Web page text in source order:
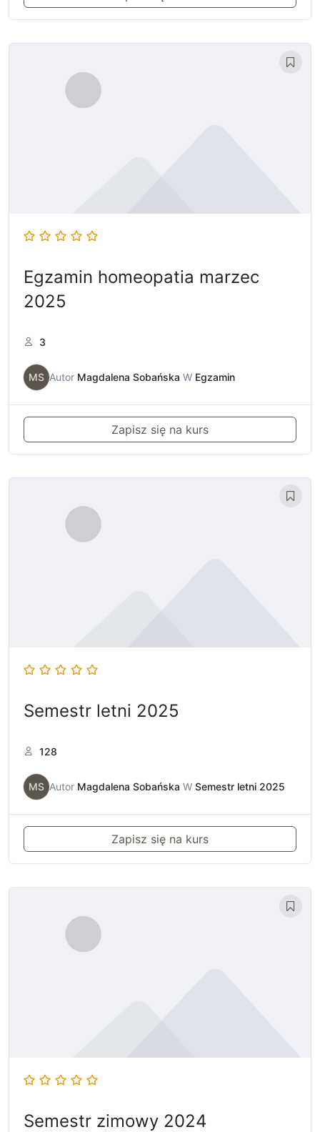
Egzamin homeopatia marzec
2025
3
MS Autor Magdalena Sobańska W Egzamin
Zapisz się na kurs
Semestr letni 2025
128
MS Autor Magdalena Sobańska W Semestr letni 2025
Zapisz się na kurs
Semestr zimowy 2024